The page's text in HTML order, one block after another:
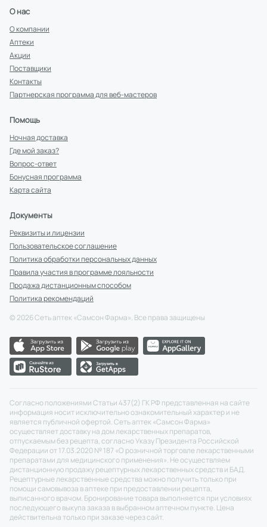
О нас
О компании
Аптеки
Акции
Поставщики
Контакты
Партнерская программа для веб-мастеров
Помощь
Ночная доставка
Где мой заказ?
Вопрос-ответ
Бонусная программа
Карта сайта
Документы
Реквизиты и лицензии
Пользовательское соглашение
Политика обработки персональных данных
Правила участия в программе лояльности
Продажа дистанционным способом
Политика рекомендаций
© 2026Сеть аптек «Самсон Фарма». Все права защищены
Согласно положениями Статьи 437(2) ГК РФ представленная на сайте
информация носит исключительно ознакомительный характер и не
является публичной офертой. Сеть аптек «Самсон Фарма»
осуществляет доставку на дом лекарственных препаратов,
отпускаемым без рецепта, согласно Указу Президента Российской
Федерации от 17.03.2020 № 187 «О розничной торговле лекарственными
препаратами для медицинского применения». Не осуществляем
дистанционную продажу рецептурных лекарственных средств и БАД.
Рецептурные лекарственные средства можно получить только при
помощи самовывоза в аптеке при предоставлении рецепта,
выписанного врачом. Бронирование товара выполняется при условиях
последующего выкупа заказа в выбранном аптечном пункте. Цена
действительна только при заказе через сайт.